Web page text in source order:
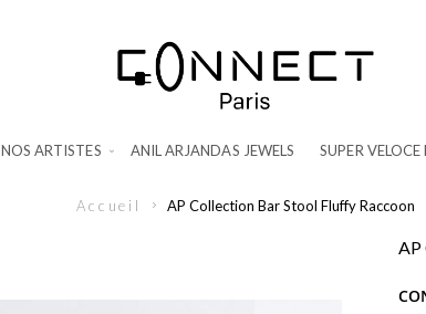
NOS ARTISTES ANIL ARJANDAS JEWELS SUPER VELOCE
Accueil AP Collection Bar Stool Fluffy Raccoon
AP